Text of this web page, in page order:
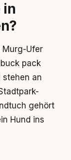
in
Murg-Ufer
pack
stehen an
gehört
Hund ins